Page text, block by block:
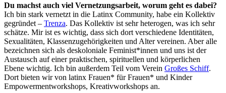
Du machst auch viel Vernetzungsarbeit, worum geht es dabei?
Ich bin stark vernetzt in die Latinx Community, habe ein Kollektiv
gegründet – Trenza. Das Kollektiv ist sehr heterogen, was ich sehr
schätze. Mir ist es wichtig, dass sich dort verschiedene Identitäten,
Sexualitäten, Klassenzugehörigkeiten und Alter vereinen. Aber alle
bezeichnen sich als deskoloniale Feminist*innen und uns ist der
Austausch auf einer praktischen, spirituellen und körperlichen
Ebene wichtig. Ich bin außerdem Teil vom Verein Großes Schiff.
Dort bieten wir von latinx Frauen* für Frauen* und Kinder
Empowermentworkshops, Kreativworkshops an.